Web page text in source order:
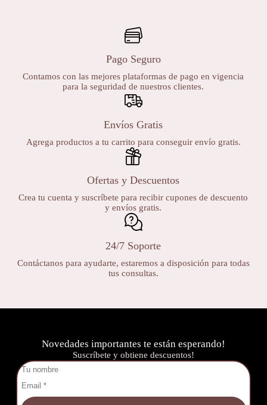
Pago Seguro
Contamos con las mejores plataformas de pago en vigencia
para la seguridad de nuestros clientes.
Envíos Gratis
Agrega productos a tu carrito para conseguir envío gratis.
Ofertas y Descuentos
Crea tu cuenta y suscríbete para recibir cupones de descuento
y envíos gratis.
24/7 Soporte
Contáctanos para ayudarte, estaremos a disposición para todas
tus consultas.
Novedades importantes te están esperando!
Suscríbete y obtiene descuentos!